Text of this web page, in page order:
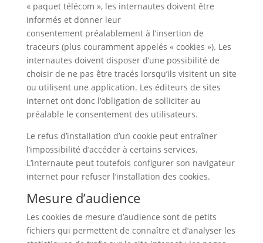
« paquet télécom », les internautes doivent être
informés et donner leur
consentement préalablement à l’insertion de
traceurs (plus couramment appelés « cookies »). Les
internautes doivent disposer d’une possibilité de
choisir de ne pas être tracés lorsqu’ils visitent un site
ou utilisent une application. Les éditeurs de sites
internet ont donc l’obligation de solliciter au
préalable le consentement des utilisateurs.
Le refus d’installation d’un cookie peut entraîner
l’impossibilité d’accéder à certains services.
L’internaute peut toutefois configurer son navigateur
internet pour refuser l’installation des cookies.
Mesure d’audience
Les cookies de mesure d’audience sont de petits
fichiers qui permettent de connaître et d’analyser les